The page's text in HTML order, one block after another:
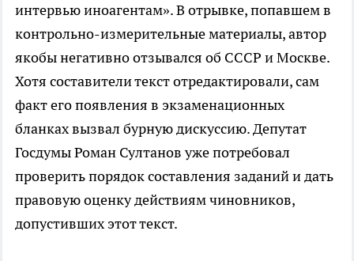
интервью иноагентам». В отрывке, попавшем в
контрольно-измерительные материалы, автор
якобы негативно отзывался об СССР и Москве.
Хотя составители текст отредактировали, сам
факт его появления в экзаменационных
бланках вызвал бурную дискуссию. Депутат
Госдумы Роман Султанов уже потребовал
проверить порядок составления заданий и дать
правовую оценку действиям чиновников,
допустивших этот текст.